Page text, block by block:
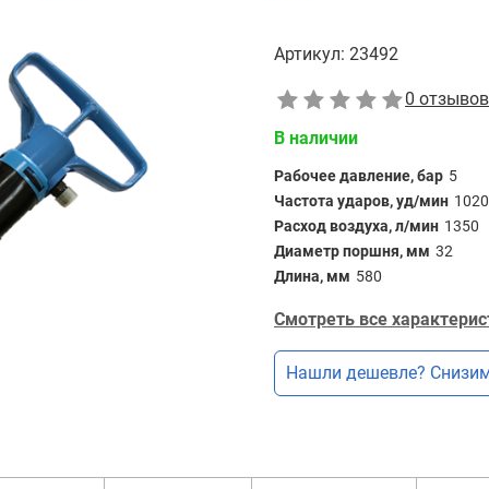
Артикул: 23492
0 отзывов
В наличии
Рабочее давление, бар 5
Частота ударов, уд/мин 1020
Расход воздуха, л/мин 1350
Диаметр поршня, мм 32
Длина, мм 580
Смотреть все
Нашли дешевле?